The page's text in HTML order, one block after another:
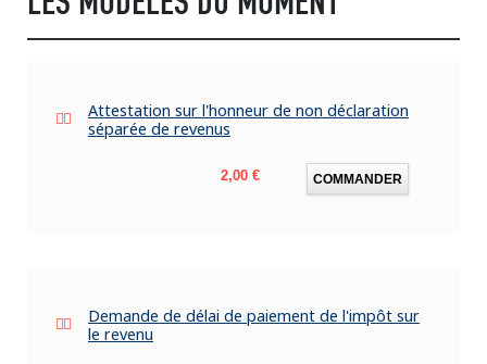
Attestation sur l'honneur de non déclaration
séparée de revenus
Prix
2,00 € COMMANDER
Demande de délai de paiement de l'impôt sur
le revenu